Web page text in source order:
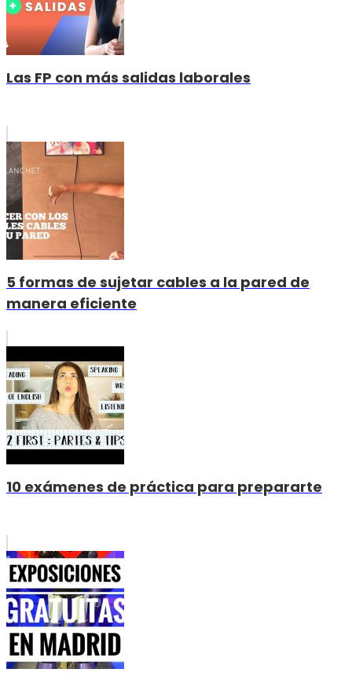
Las FP con más salidas laborales
5 formas de sujetar cables a la pared de
manera eficiente
10 exámenes de práctica para prepararte